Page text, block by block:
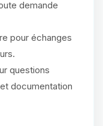
demande
pour échanges
questions
documentation